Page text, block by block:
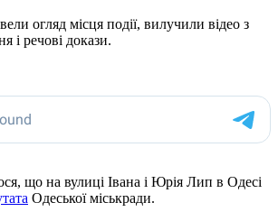
огляд місця події, вилучили відео з
і речові докази.
що на вулиці Івана і Юрія Лип в Одесі
Одеської міськради.